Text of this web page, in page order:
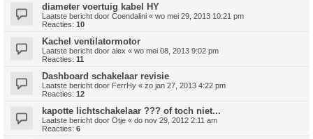
diameter voertuig kabel HY
Laatste bericht door Coendalini « wo mei 29, 2013 10:21 pm
Reacties: 10
Kachel ventilatormotor
Laatste bericht door alex « wo mei 08, 2013 9:02 pm
Reacties: 11
Dashboard schakelaar revisie
Laatste bericht door FerrHy « zo jan 27, 2013 4:22 pm
Reacties: 12
kapotte lichtschakelaar ??? of toch niet...
Laatste bericht door Otje « do nov 29, 2012 2:11 am
Reacties: 6